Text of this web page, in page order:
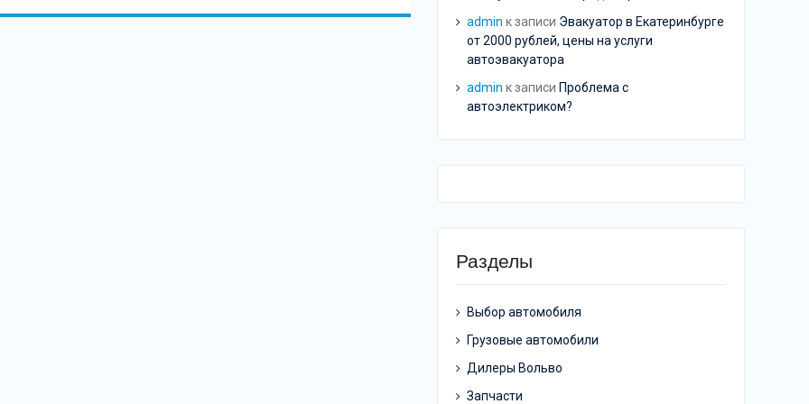
admin к записи Эвакуатор в Екатеринбурге
от 2000 рублей, цены на услуги
автоэвакуатора
admin к записи Проблема с
автоэлектриком?
Разделы
Выбор автомобиля
Грузовые автомобили
Дилеры Вольво
Запчасти